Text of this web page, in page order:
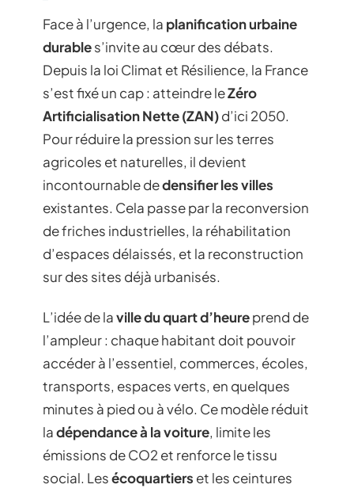
Face à l’urgence, la planification urbaine
durables’invite au cœur des débats.
Depuis la loi Climat et Résilience, la France
s’est fixé un cap : atteindre leZéro
Artificialisation Nette (ZAN)d’ici 2050.
Pour réduire la pression sur les terres
agricoles et naturelles, il devient
incontournable dedensifier les villes
existantes. Cela passe par la reconversion
de friches industrielles, la réhabilitation
d’espaces délaissés, et la reconstruction
sur des sites déjà urbanisés.
L’idée de laville du quart d’heureprend de
l’ampleur : chaque habitant doit pouvoir
accéder à l’essentiel, commerces, écoles,
transports, espaces verts, en quelques
minutes à pied ou à vélo. Ce modèle réduit
ladépendance à la voiture, limite les
émissions de CO2 et renforce le tissu
social. Lesécoquartiers et les ceintures